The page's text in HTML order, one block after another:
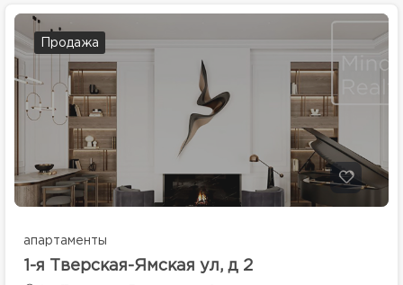
Продажа
апартаменты
1-я Тверская-Ямская ул, д 2